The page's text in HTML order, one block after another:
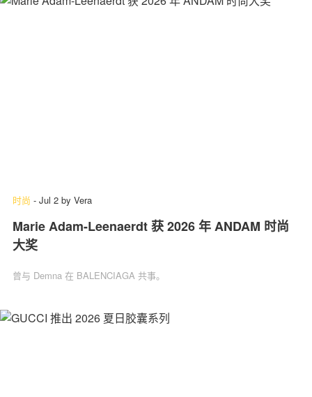
时尚 - Jul 2 by Vera
Marie Adam-Leenaerdt 获 2026 年 ANDAM 时尚
大奖
曾与 Demna 在 BALENCIAGA 共事。